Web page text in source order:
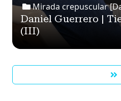
Mirada crepuscular
Daniel Guerrero |
(III)